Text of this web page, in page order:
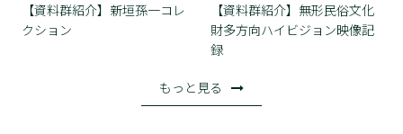
【資料群紹介】新垣孫一コレ
クション
【資料群紹介】無形民俗文化
財多方向ハイビジョン映像記
録
もっと見る